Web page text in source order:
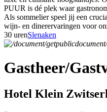
PUUR is dé plek waar
Als sommelier speel jij een
wijn- en dinerervaringen voor
30 urenSlenaken
Gastheer/
Hotel Klein